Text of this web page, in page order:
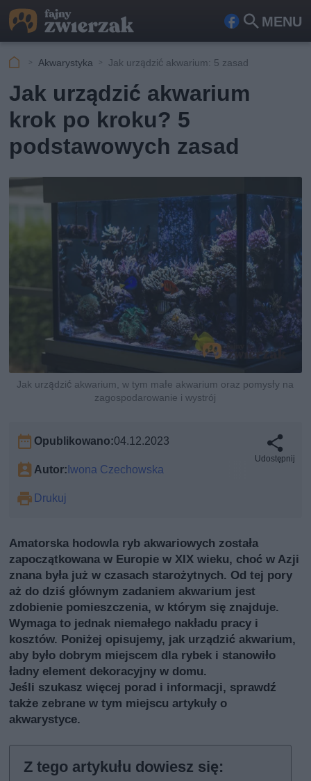
MENU
Fa
ook
Szu
kaj
Akwarystyka Jak urządzić akwarium: 5 zasad
Jak urządzić akwarium
krok po kroku? 5
podstawowych zasad
Jak urządzić akwarium, w tym małe akwarium oraz pomysły na
zagospodarowanie i wystrój
Opublikowano:04.12.2023
Autor:Iwona Czechowska
Drukuj
Udostępnij
Amatorska hodowla ryb akwariowych została
zapoczątkowana w Europie w XIX wieku, choć w Azji
znana była już w czasach starożytnych. Od tej pory
aż do dziś głównym zadaniem akwarium jest
zdobienie pomieszczenia, w którym się znajduje.
Wymaga to jednak niemałego nakładu pracy i
kosztów. Poniżej opisujemy, jak urządzić akwarium,
aby było dobrym miejscem dla rybek i stanowiło
ładny element dekoracyjny w domu.
Jeśli szukasz więcej porad i informacji, sprawdź
także zebrane w tym miejscu artykuły o
akwarystyce.